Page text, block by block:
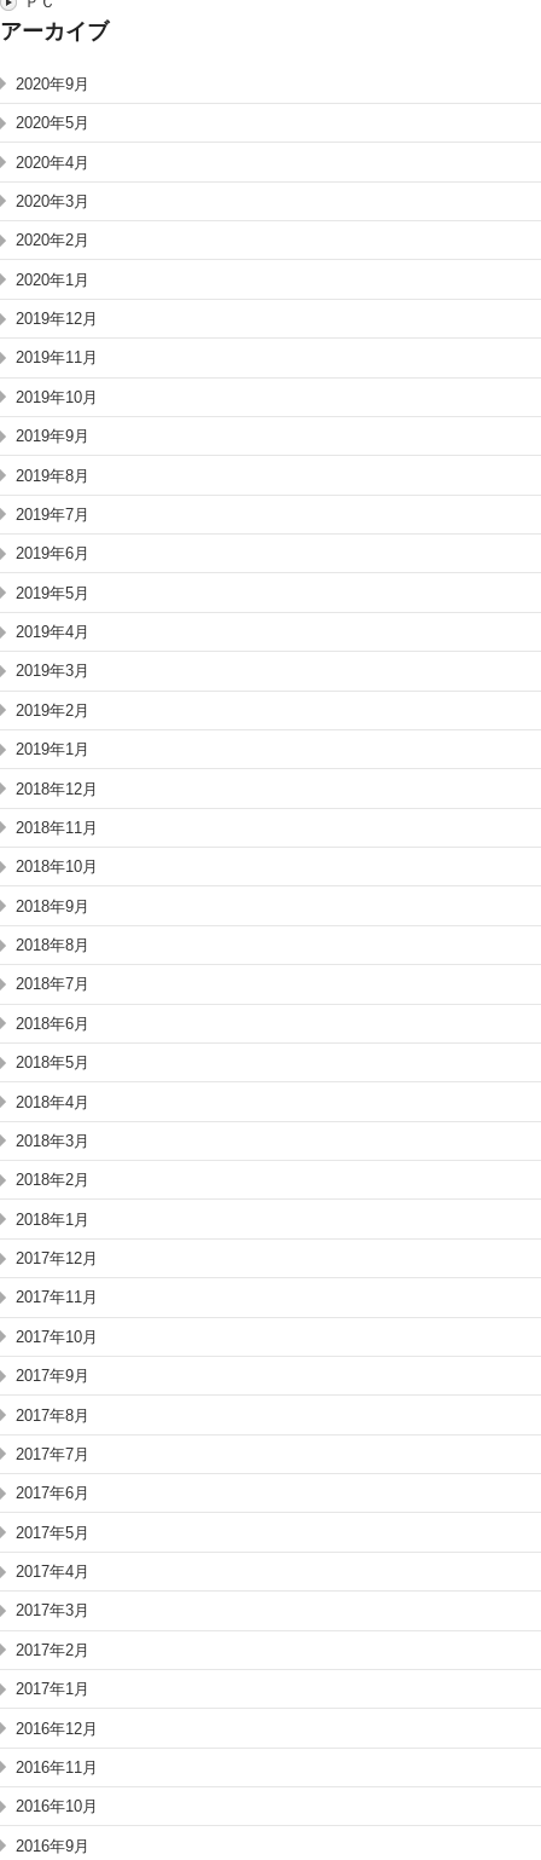
アーカイブ
2020年9月
2020年5月
2020年4月
2020年3月
2020年2月
2020年1月
2019年12月
2019年11月
2019年10月
2019年9月
2019年8月
2019年7月
2019年6月
2019年5月
2019年4月
2019年3月
2019年2月
2019年1月
2018年12月
2018年11月
2018年10月
2018年9月
2018年8月
2018年7月
2018年6月
2018年5月
2018年4月
2018年3月
2018年2月
2018年1月
2017年12月
2017年11月
2017年10月
2017年9月
2017年8月
2017年7月
2017年6月
2017年5月
2017年4月
2017年3月
2017年2月
2017年1月
2016年12月
2016年11月
2016年10月
2016年9月